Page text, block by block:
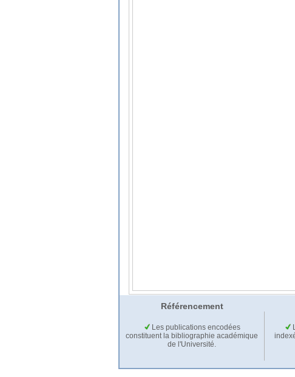
Référencement
Les publications encodées
constituent la bibliographie académique
de l'Université.